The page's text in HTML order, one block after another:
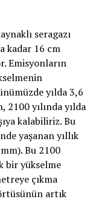
seragazı
kadar 16 cm
Emisyonların
yılda 3,6
2100 yılında yılda
kalabiliriz. Bu
yaşanan yıllık
Bu 2100
bir yükselme
çıkma
artık